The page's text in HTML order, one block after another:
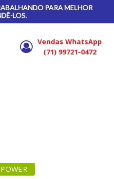
PARA MELHOR
LOS.
Vendas WhatsApp
(71) 99721-0472